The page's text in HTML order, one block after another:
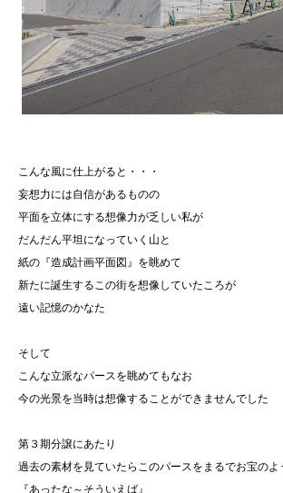
こんな風に仕上がると・・・
妄想力には自信があるものの
平面を立体にする想像力が乏しい私が
だんだん平坦になっていく山と
紙の『造成計画平面図』を眺めて
新たに誕生するこの街を想像していたころが
遠い記憶のかなた
そして
こんな立派なパースを眺めてもなお
今の光景を当時は想像することができませんでした
第３期分譲にあたり
過去の素材を見ていたらこのパースをまるでお宝のよ
『あったな～そういえば』